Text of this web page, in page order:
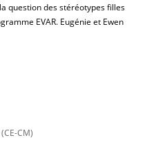
question des stéréotypes filles
EVAR. Eugénie et Ewen
CM)